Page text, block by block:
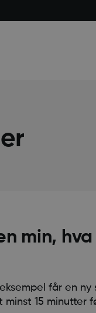
min,
får en
15 minutter